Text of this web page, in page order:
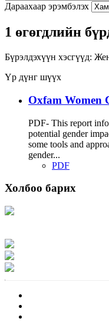
Дараахаар эрэмбэлэх
1 өгөгдлийн
Бүрэлдэхүүн хэсгүүд:
Үр дүнг шүүх
Oxfam Women
PDF- This report
potential gender
some tools and
gender...
PDF
Холбоо барих